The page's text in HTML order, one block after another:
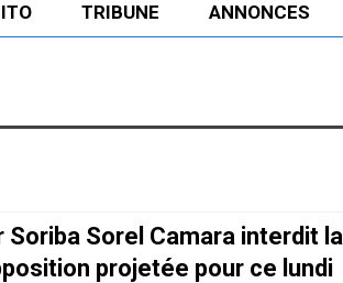
TRIBUNE ANNONCES
Soriba Sorel Camara interdit la
projetée pour ce lundi